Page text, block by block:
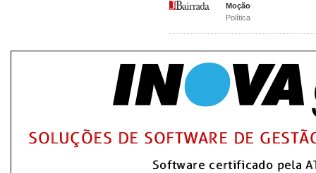
Moção
Política